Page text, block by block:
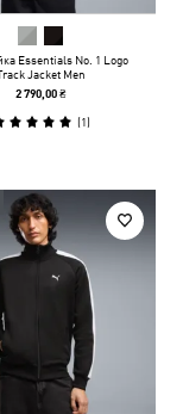
Essentials No. 1 Logo
Jacket Men
2 790,00 ₴
(1)